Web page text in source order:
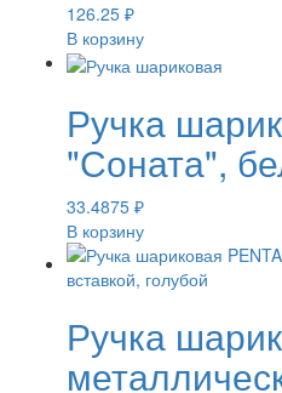
126.25 ₽
В корзину
Ручка
"Соната",
33.4875 ₽
В корзину
Ручка